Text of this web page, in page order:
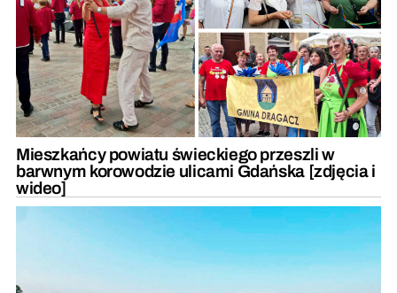
Mieszkańcy powiatu świeckiego przeszli w
barwnym korowodzie ulicami Gdańska [zdjęcia i
wideo]